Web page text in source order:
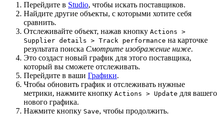
Перейдите в Studio, чтобы искать поставщиков.
Найдите другие объекты, с которыми хотите себя
сравнить.
Отслеживайте объект, нажав кнопку Actions >
Supplier details > Track performance на карточке
результата поиска Смотрите изображение ниже.
Это создаст новый график для этого поставщика,
который вы сможете отслеживать.
Перейдите в ваши Графики.
Чтобы обновить график и отслеживать нужные
метрики, нажмите кнопку Actions > Update для вашего
нового графика.
Нажмите кнопку Save, чтобы продолжить.